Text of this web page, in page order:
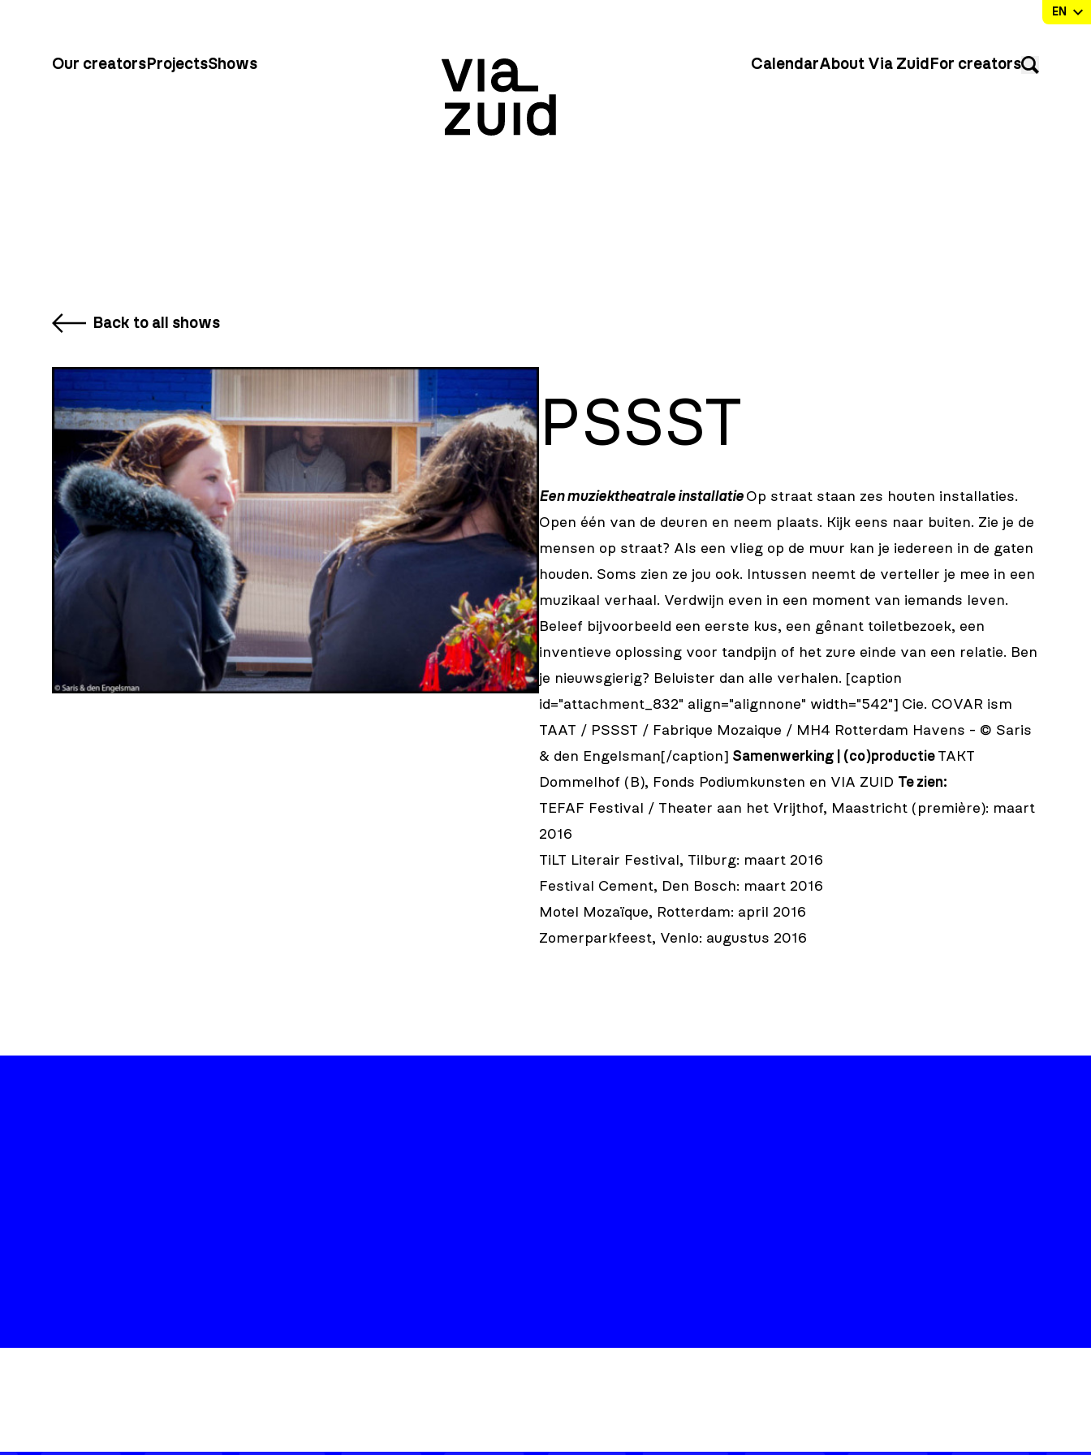
Our creators ProjectsShows CalendarAbout Via Zuid For creators
Back to all shows
PSSST
Een muziektheatrale installatie Op straat staan zes houten installaties.
Open één van de deuren en neem plaats. Kijk eens naar buiten. Zie je de
mensen op straat? Als een vlieg op de muur kan je iedereen in de gaten
houden. Soms zien ze jou ook. Intussen neemt de verteller je mee in een
muzikaal verhaal. Verdwijn even in een moment van iemands leven.
Beleef bijvoorbeeld een eerste kus, een gênant toiletbezoek, een
inventieve oplossing voor tandpijn of het zure einde van een relatie. Ben
je nieuwsgierig? Beluister dan alle verhalen. [caption
id="attachment_832" align="alignnone" width="542"] Cie. COVAR ism
TAAT / PSSST / Fabrique Mozaique / MH4 Rotterdam Havens - © Saris
& den Engelsman[/caption] Samenwerking | (co)productie TAKT
Dommelhof (B), Fonds Podiumkunsten en VIA ZUID Te zien:
TEFAF Festival / Theater aan het Vrijthof, Maastricht (première): maart
2016
TiLT Literair Festival, Tilburg: maart 2016
Festival Cement, Den Bosch: maart 2016
Motel Mozaïque, Rotterdam: april 2016
Zomerparkfeest, Venlo: augustus 2016